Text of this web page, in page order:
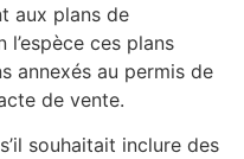
aux plans de
l’espèce ces plans
annexés au permis de
de vente.
souhaitait inclure des